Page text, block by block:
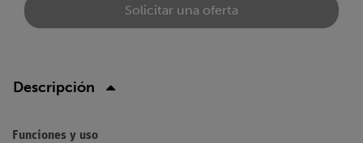
Solicitar una oferta
Descripción
Funciones y uso